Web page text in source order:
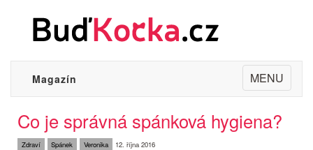
Toggle
navigation
MENU
Magazín
Co je správná spánková hygiena?
Zdraví Spánek Veronika 12. října 2016